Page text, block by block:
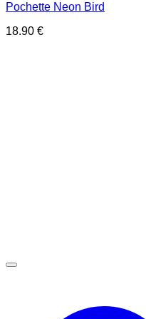
Pochette Neon Bird
18.90 €